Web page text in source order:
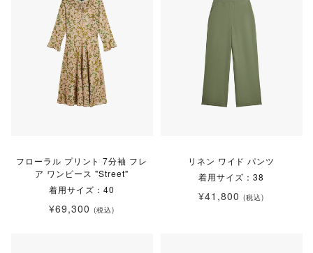
フローラル プリント 7分袖 フレ
ア ワンピース "Street"
着用サイズ：40
¥69,300 (税込)
リネン ワイド パンツ
着用サイズ：38
¥41,800 (税込)